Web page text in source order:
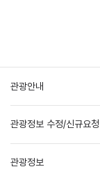
관광안내
관광정보 수정/신규요청
관광정보